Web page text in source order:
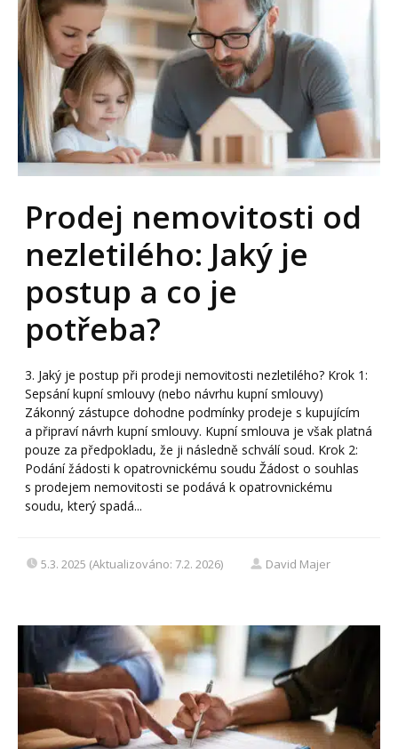
Prodej nemovitosti od
nezletilého: Jaký je
postup a co je
potřeba?
3. Jaký je postup při prodeji nemovitosti nezletilého? Krok 1:
Sepsání kupní smlouvy (nebo návrhu kupní smlouvy)
Zákonný zástupce dohodne podmínky prodeje s kupujícím
a připraví návrh kupní smlouvy. Kupní smlouva je však platná
pouze za předpokladu, že ji následně schválí soud. Krok 2:
Podání žádosti k opatrovnickému soudu Žádost o souhlas
s prodejem nemovitosti se podává k opatrovnickému
soudu, který spadá...
5.3. 2025 (Aktualizováno: 7.2. 2026) David Majer